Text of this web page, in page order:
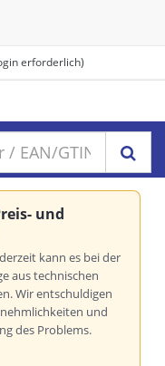
erforderlich)
und
kann es bei der
aus technischen
Wir entschuldigen
und
des Problems.